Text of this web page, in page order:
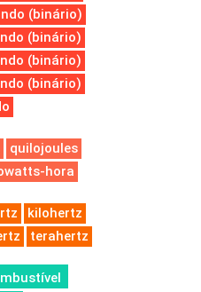
(binário)
(binário)
(binário)
(binário)
quilojoules
hora
kilohertz
terahertz